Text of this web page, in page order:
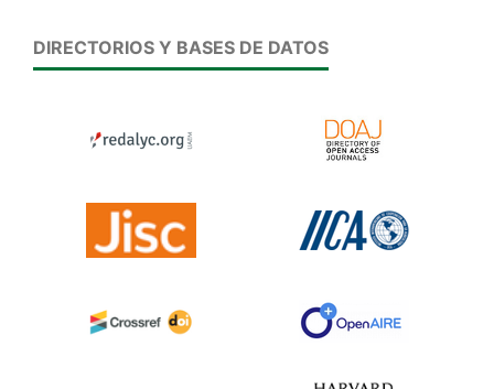
DIRECTORIOS Y BASES DE DATOS